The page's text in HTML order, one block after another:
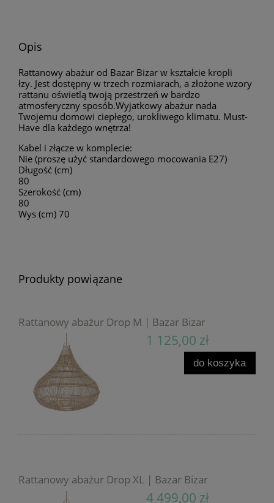
Opis
Rattanowy abażur od Bazar Bizar w kształcie kropli
łzy. Jest dostępny w trzech rozmiarach, a złożone wzory
rattanu oświetlą twoją przestrzeń w bardzo
atmosferyczny sposób.Wyjatkowy abażur nada
Twojemu domowi ciepłego, urokliwego klimatu. Must-
Have dla każdego wnętrza!
Kabel i złącze w komplecie:
Nie (proszę użyć standardowego mocowania E27)
Długość (cm)
80
Szerokość (cm)
80
Wys (cm) 70
Produkty powiązane
Rattanowy abażur Drop M | Bazar Bizar
1 125,00 zł
do koszyka
Rattanowy abażur Drop XL | Bazar Bizar
4 499,00 zł